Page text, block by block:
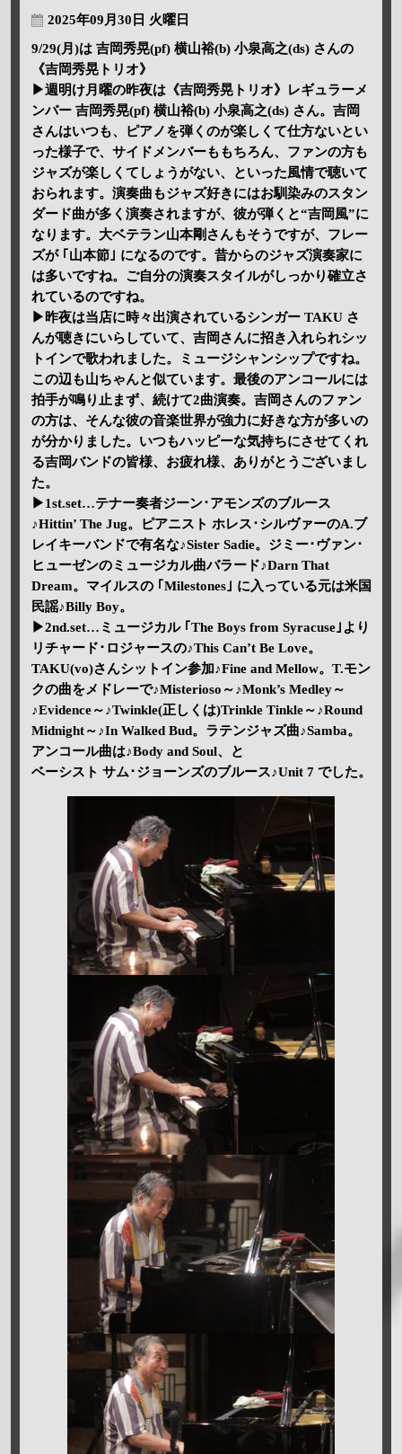
2025年09月30日 火曜日
9/29(月)は 吉岡秀晃(pf) 横山裕(b) 小泉高之(ds) さんの
《吉岡秀晃トリオ》
▶週明け月曜の昨夜は《吉岡秀晃トリオ》レギュラーメ
ンバー 吉岡秀晃(pf) 横山裕(b) 小泉高之(ds) さん。吉岡
さんはいつも、ピアノを弾くのが楽しくて仕方ないとい
った様子で、サイドメンバーももちろん、ファンの方も
ジャズが楽しくてしょうがない、といった風情で聴いて
おられます。演奏曲もジャズ好きにはお馴染みのスタン
ダード曲が多く演奏されますが、彼が弾くと“吉岡風”に
なります。大ベテラン山本剛さんもそうですが、フレー
ズが ｢山本節｣ になるのです。昔からのジャズ演奏家に
は多いですね。ご自分の演奏スタイルがしっかり確立さ
れているのですね。
▶昨夜は当店に時々出演されているシンガー TAKU さ
んが聴きにいらしていて、吉岡さんに招き入れられシッ
トインで歌われました。ミュージシャンシップですね。
この辺も山ちゃんと似ています。最後のアンコールには
拍手が鳴り止まず、続けて2曲演奏。吉岡さんのファン
の方は、そんな彼の音楽世界が強力に好きな方が多いの
が分かりました。いつもハッピーな気持ちにさせてくれ
る吉岡バンドの皆様、お疲れ様、ありがとうございまし
た。
▶1st.set…テナー奏者ジーン･アモンズのブルース
♪Hittin’ The Jug。ピアニスト ホレス･シルヴァーのA.ブ
レイキーバンドで有名な♪Sister Sadie。ジミー･ヴァン･
ヒューゼンのミュージカル曲バラード♪Darn That
Dream。マイルスの ｢Milestones｣ に入っている元は米国
民謡♪Billy Boy。
▶2nd.set…ミュージカル ｢The Boys from Syracuse｣より
リチャード･ロジャースの♪This Can’t Be Love。
TAKU(vo)さんシットイン参加♪Fine and Mellow。T.モン
クの曲をメドレーで♪Misterioso～♪Monk’s Medley～
♪Evidence～♪Twinkle(正しくは)Trinkle Tinkle～♪Round
Midnight～♪In Walked Bud。ラテンジャズ曲♪Samba。
アンコール曲は♪Body and Soul、と
ベーシスト サム･ジョーンズのブルース♪Unit 7 でした。